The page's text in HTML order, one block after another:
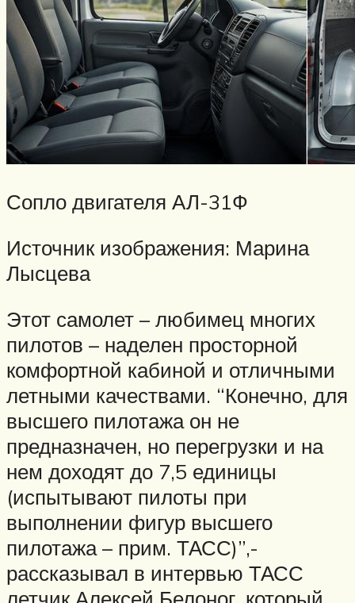
Сопло двигателя АЛ-31Ф
Источник изображения: Марина
Лысцева
Этот самолет – любимец многих
пилотов – наделен просторной
комфортной кабиной и отличными
летными качествами. “Конечно, для
высшего пилотажа он не
предназначен, но перегрузки и на
нем доходят до 7,5 единицы
(испытывают пилоты при
выполнении фигур высшего
пилотажа – прим. ТАСС)”,-
рассказывал в интервью ТАСС
летчик Алексей Белоног, который